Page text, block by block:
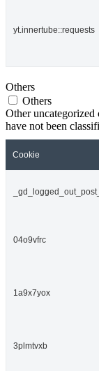
yt.innertube::requests
Others
Others
Other uncategorized
have not been
Cookie
04o9vfrc
1a9x7yox
3plmtvxb